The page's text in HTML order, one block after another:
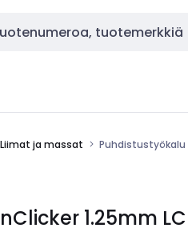
Liimat ja massat Puhdistustyökalu
1.25mm LC